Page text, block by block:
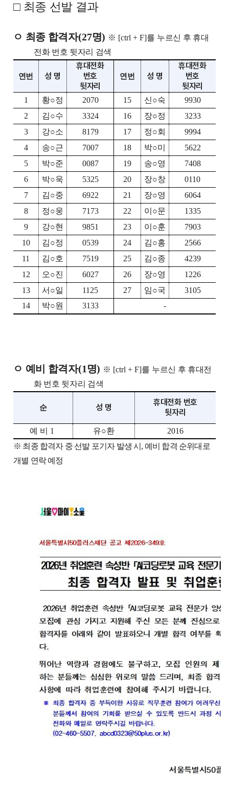
□ 최종 선발 결과
ㅇ 최종 합격자(27명) ※ [ctrl + F]를 누르신 후 휴대
전화 번호 뒷자리 검색
연번 성 명
휴대전화
번호
뒷자리
연번 성 명
휴대전화
번호
뒷자리
1 황○정 2070 15 신○숙
9930
2
김○수 3324 16 장○정
3233
3
강○소 8179 17 정○회
9994
4
송○근 7007 18 박○미
5622
5
박○준 0087 19 송○영
7408
6
박○욱 5325 20 장○창
0110
7
김○중 6922 21 장○영
6064
8
정○웅 7173 22 이 ○문
1335
9
강○현 9851 23 이 ○훈
7903
10
김○정 0539 24 김○홍
2566
11
김○호 7519 25 김○종
4239
12
오○진 6027 26 장○영
1226
13
서 ○일 1125 27 임○국
3105
14
박○원 3133 -
ㅇ 예비 합격자(1 명) ※ [ctrl + F]를 누르신 후 휴대전
화 번호 뒷자리 검색
순 성 명
휴대전화 번호
뒷자리
예비 1 유○환
2016
※ 최종 합격자 중 선발 포기자 발생 시 , 예비 합격 순위대로
개별 연락 예정